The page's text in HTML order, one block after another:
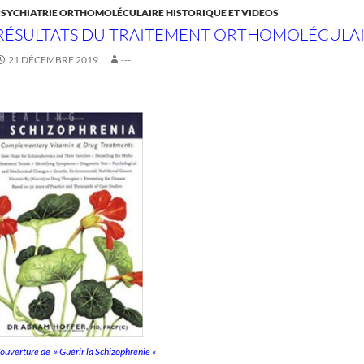
ORTHOMOLÉCULAIRE HISTORIQUE ET VIDEOS
DU TRAITEMENT
21 DÉCEMBRE 2019 ---
de » Guérir la Schizophrénie «